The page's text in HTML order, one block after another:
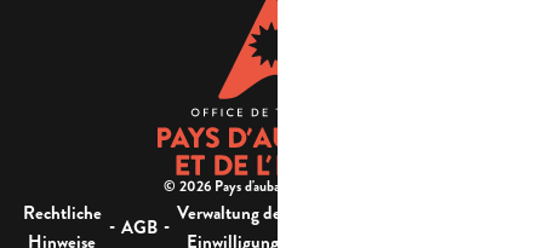
© 2026 Pays d'aubagne et de l'étoile -
Rechtliche
Hinweise
- AGB - Verwaltung der
Einwilligung